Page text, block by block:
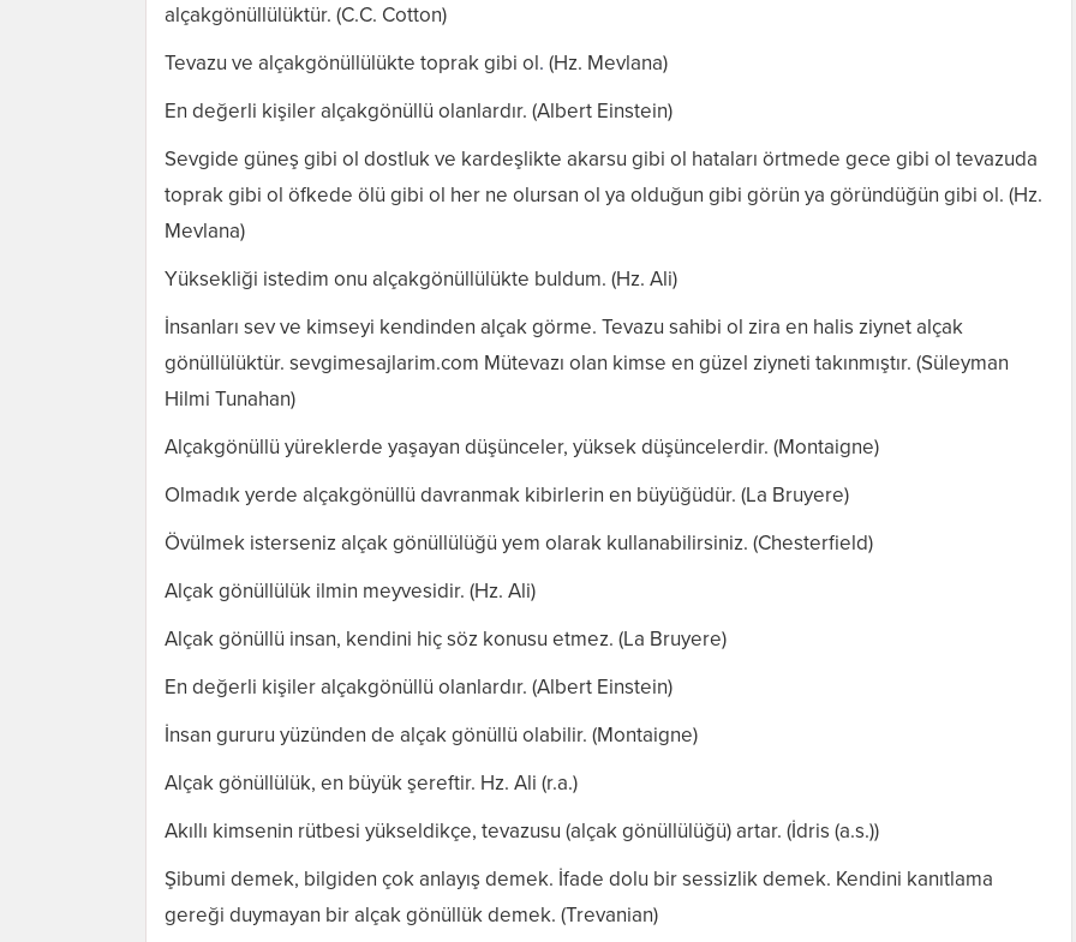
alçakgönüllülüktür. (C.C. Cotton)
Tevazu ve alçakgönüllülükte toprak gibi ol. (Hz. Mevlana)
En değerli kişiler alçakgönüllü olanlardır. (Albert Einstein)
Sevgide güneş gibi ol dostluk ve kardeşlikte akarsu gibi ol hataları örtmede gece gibi ol tevazuda
toprak gibi ol öfkede ölü gibi ol her ne olursan ol ya olduğun gibi görün ya göründüğün gibi ol. (Hz.
Mevlana)
Yüksekliği istedim onu alçakgönüllülükte buldum. (Hz. Ali)
İnsanları sev ve kimseyi kendinden alçak görme. Tevazu sahibi ol zira en halis ziynet alçak
gönüllülüktür. sevgimesajlarim.com Mütevazı olan kimse en güzel ziyneti takınmıştır. (Süleyman
Hilmi Tunahan)
Alçakgönüllü yüreklerde yaşayan düşünceler, yüksek düşüncelerdir. (Montaigne)
Olmadık yerde alçakgönüllü davranmak kibirlerin en büyüğüdür. (La Bruyere)
Övülmek isterseniz alçak gönüllülüğü yem olarak kullanabilirsiniz. (Chesterfield)
Alçak gönüllülük ilmin meyvesidir. (Hz. Ali)
Alçak gönüllü insan, kendini hiç söz konusu etmez. (La Bruyere)
En değerli kişiler alçakgönüllü olanlardır. (Albert Einstein)
İnsan gururu yüzünden de alçak gönüllü olabilir. (Montaigne)
Alçak gönüllülük, en büyük şereftir. Hz. Ali (r.a.)
Akıllı kimsenin rütbesi yükseldikçe, tevazusu (alçak gönüllülüğü) artar. (İdris (a.s.))
Şibumi demek, bilgiden çok anlayış demek. İfade dolu bir sessizlik demek. Kendini kanıtlama
gereği duymayan bir alçak gönüllük demek. (Trevanian)